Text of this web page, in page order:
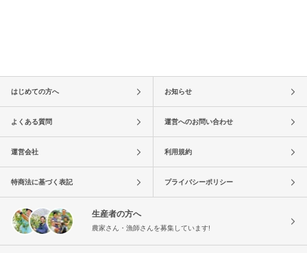
はじめての方へ お知らせ
よくある質問 運営へのお問い合わせ
運営会社 利用規約
特商法に基づく表記 プライバシーポリシー
生産者の方へ
農家さん・漁師さんを募集しています!